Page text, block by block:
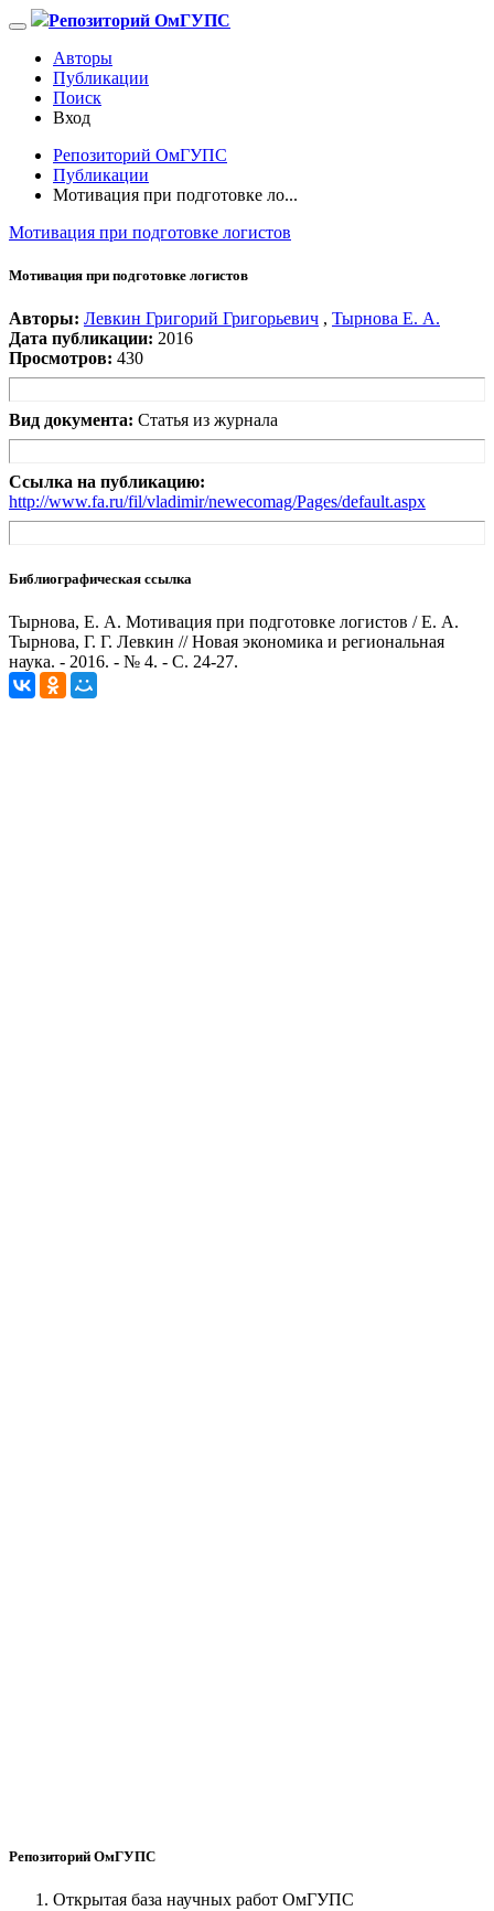
Репозиторий ОмГУПС
Авторы
Публикации
Поиск
Вход
Репозиторий ОмГУПС
Публикации
Мотивация при подготовке ло...
Мотивация при подготовке логистов
Мотивация при подготовке логистов
Авторы: Левкин Григорий Григорьевич , Тырнова Е. А.
Дата публикации: 2016
Просмотров: 430
Вид документа: Статья из журнала
Ссылка на публикацию:
http://www.fa.ru/fil/vladimir/newecomag/Pages/default.aspx
Библиографическая ссылка
Тырнова, Е. А. Мотивация при подготовке логистов / Е. А.
Тырнова, Г. Г. Левкин // Новая экономика и региональная
наука. - 2016. - № 4. - С. 24-27.
Репозиторий ОмГУПС
Открытая база научных работ ОмГУПС